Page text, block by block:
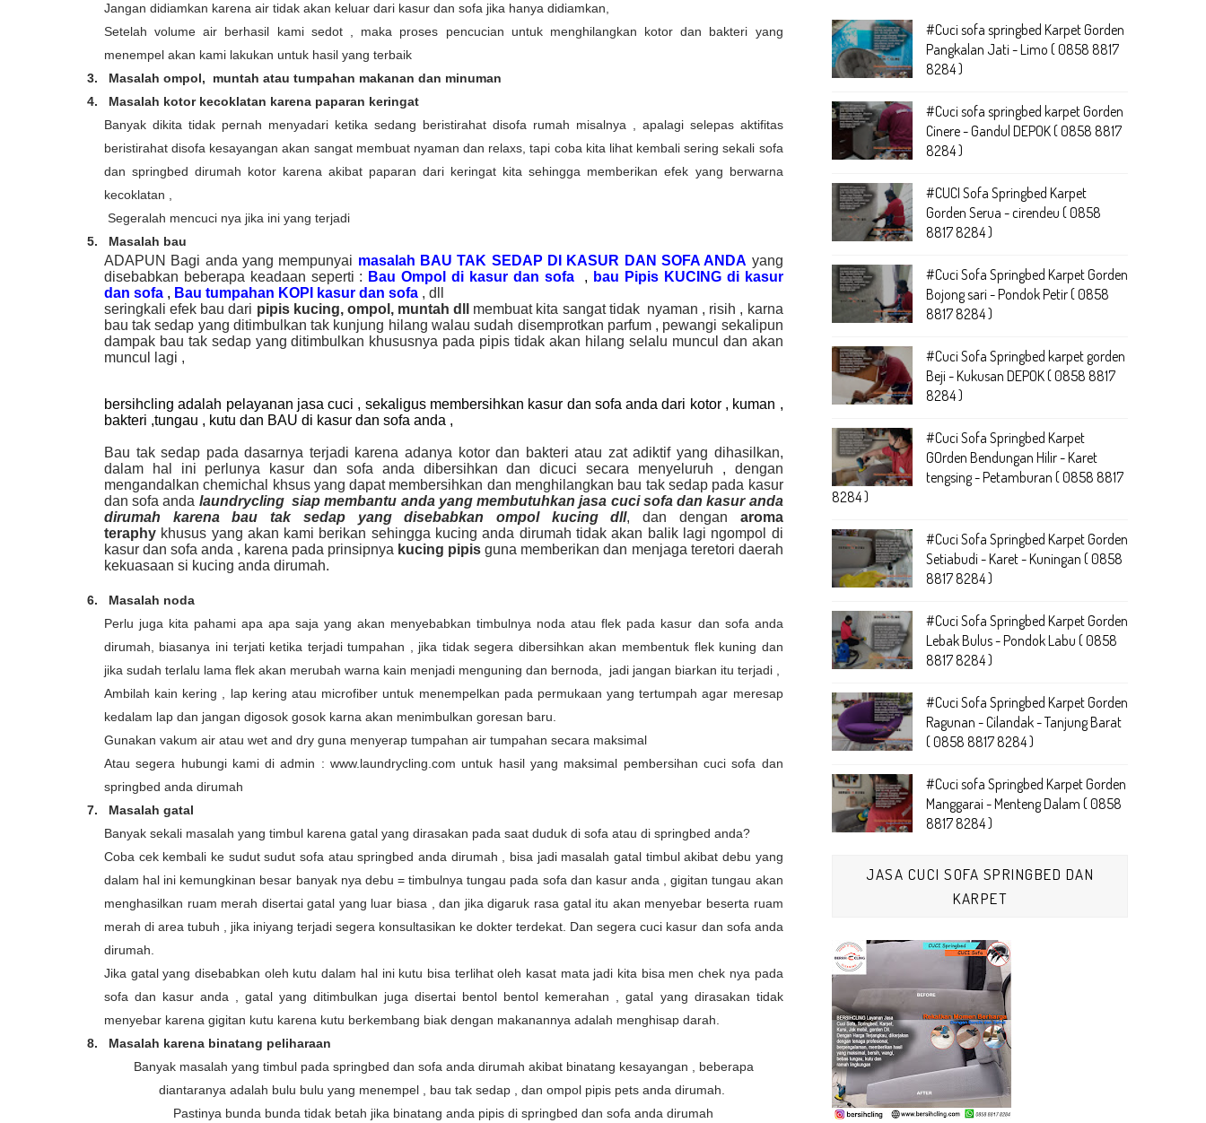
Jangan didiamkan karena air tidak akan keluar dari kasur dan sofa jika hanya didiamkan,
Setelah volume air berhasil kami sedot , maka proses pencucian untuk menghilangkan kotor dan bakteri yang
menempel akan kami lakukan untuk hasil yang terbaik
3.
Masalah ompol, muntah atau tumpahan makanan dan minuman
4.
Masalah kotor kecoklatan karena paparan keringat
Banyak dikita tidak pernah menyadari ketika sedang beristirahat disofa rumah misalnya , apalagi selepas aktifitas
beristirahat disofa kesayangan akan sangat membuat nyaman dan relaxs, tapi coba kita lihat kembali sering sekali sofa
dan springbed dirumah kotor karena akibat paparan dari keringat kita sehingga memberikan efek yang berwarna
kecoklatan ,
Segeralah mencuci nya jika ini yang terjadi
5.
Masalah bau
ADAPUN Bagi anda yang mempunyai masalah BAU TAK SEDAP DI KASUR DAN SOFA ANDA yang
disebabkan beberapa keadaan seperti : Bau Ompol di kasur dan sofa, bau Pipis KUCING di kasur
dan sofa, Bau tumpahan KOPI kasur dan sofa , dll
seringkali efek bau dari pipis kucing, ompol, muntah dll
membuat kita sangat tidak nyaman , risih , karna
bau tak sedap yang ditimbulkan tak kunjung hilang walau sudah disemprotkan parfum , pewangi sekalipun
dampak bau tak sedap yang ditimbulkan khususnya pada pipis tidak akan hilang selalu muncul dan akan
muncul lagi ,
bersihcling adalah pelayanan jasa cuci , sekaligus membersihkan kasur dan sofa anda dari kotor , kuman ,
bakteri ,tungau , kutu dan BAU di kasur dan sofa anda ,
Bau tak sedap pada dasarnya terjadi karena adanya kotor dan bakteri atau zat adiktif yang dihasilkan,
dalam hal ini perlunya kasur dan sofa anda dibersihkan dan dicuci secara menyeluruh , dengan
mengandalkan chemichal khsus yang dapat membersihkan dan menghilangkan bau tak sedap pada kasur
dan sofa anda laundrycling siap membantu anda yang membutuhkan jasa cuci sofa dan kasur anda
dirumah karena bau tak sedap yang disebabkan ompol kucing dll, dan dengan aroma
teraphykhusus yang akan kami berikan sehingga kucing anda dirumah tidak akan balik lagi ngompol di
kasur dan sofa anda , karena pada prinsipnya kucing pipis guna memberikan dan menjaga teretori daerah
kekuasaan si kucing anda dirumah.
6.
Masalah noda
Perlu juga kita pahami apa apa saja yang akan menyebabkan timbulnya noda atau flek pada kasur dan sofa anda
dirumah, biasanya ini terjati ketika terjadi tumpahan , jika tidak segera dibersihkan akan membentuk flek kuning dan
jika sudah terlalu lama flek akan merubah warna kain menjadi menguning dan bernoda, jadi jangan biarkan itu terjadi ,
Ambilah kain kering , lap kering atau microfiber untuk menempelkan pada permukaan yang tertumpah agar meresap
kedalam lap dan jangan digosok gosok karna akan menimbulkan goresan baru.
Gunakan vakum air atau wet and dry guna menyerap tumpahan air tumpahan secara maksimal
Atau segera hubungi kami di admin : www.laundrycling.com untuk hasil yang maksimal pembersihan cuci sofa dan
springbed anda dirumah
7.
Masalah gatal
Banyak sekali masalah yang timbul karena gatal yang dirasakan pada saat duduk di sofa atau di springbed anda?
Coba cek kembali ke sudut sudut sofa atau springbed anda dirumah , bisa jadi masalah gatal timbul akibat debu yang
dalam hal ini kemungkinan besar banyak nya debu = timbulnya tungau pada sofa dan kasur anda , gigitan tungau akan
menghasilkan ruam merah disertai gatal yang luar biasa , dan jika digaruk rasa gatal itu akan menyebar beserta ruam
merah di area tubuh , jika iniyang terjadi segera konsultasikan ke dokter terdekat. Dan segera cuci kasur dan sofa anda
dirumah.
Jika gatal yang disebabkan oleh kutu dalam hal ini kutu bisa terlihat oleh kasat mata jadi kita bisa men chek nya pada
sofa dan kasur anda , gatal yang ditimbulkan juga disertai bentol bentol kemerahan , gatal yang dirasakan tidak
menyebar karena gigitan kutu karena kutu berkembang biak dengan makanannya adalah menghisap darah.
8.
Masalah karena binatang peliharaan
Banyak masalah yang timbul pada springbed dan sofa anda dirumah akibat binatang kesayangan , beberapa
diantaranya adalah bulu bulu yang menempel , bau tak sedap , dan ompol pipis pets anda dirumah.
Pastinya bunda bunda tidak betah jika binatang anda pipis di springbed dan sofa anda dirumah
#Cuci sofa springbed Karpet Gorden
Pangkalan Jati - Limo ( 0858 8817
8284 )
#Cuci sofa springbed karpet Gorden
Cinere - Gandul DEPOK ( 0858 8817
8284 )
#CUCI Sofa Springbed Karpet
Gorden Serua - cirendeu ( 0858
8817 8284 )
#Cuci Sofa Springbed Karpet Gorden
Bojong sari - Pondok Petir ( 0858
8817 8284 )
#Cuci Sofa Springbed karpet gorden
Beji - Kukusan DEPOK ( 0858 8817
8284 )
#Cuci Sofa Springbed Karpet
GOrden Bendungan Hilir - Karet
tengsing - Petamburan ( 0858 8817
8284 )
#Cuci Sofa Springbed Karpet Gorden
Setiabudi - Karet - Kuningan ( 0858
8817 8284 )
#Cuci Sofa Springbed Karpet Gorden
Lebak Bulus - Pondok Labu ( 0858
8817 8284 )
#Cuci Sofa Springbed Karpet Gorden
Ragunan - Cilandak - Tanjung Barat
( 0858 8817 8284 )
#Cuci sofa Springbed Karpet Gorden
Manggarai - Menteng Dalam ( 0858
8817 8284 )
JASA CUCI SOFA SPRINGBED DAN
KARPET